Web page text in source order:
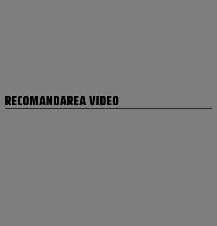
RECOMANDAREA VIDEO